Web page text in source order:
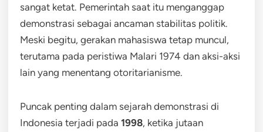
sangat ketat. Pemerintah saat itu menganggap
demonstrasi sebagai ancaman stabilitas politik.
Meski begitu, gerakan mahasiswa tetap muncul,
terutama pada peristiwa Malari 1974 dan aksi-aksi
lain yang menentang otoritarianisme.
Puncak penting dalam sejarah demonstrasi di
Indonesia terjadi pada 1998, ketika jutaan